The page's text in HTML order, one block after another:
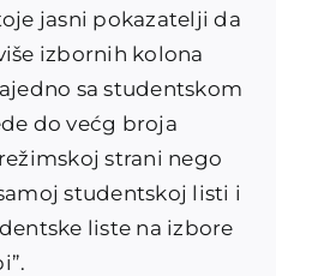
jasni pokazatelji da
izbornih kolona
sa studentskom
do većg broja
strani nego
studentskoj listi i
liste na izbore